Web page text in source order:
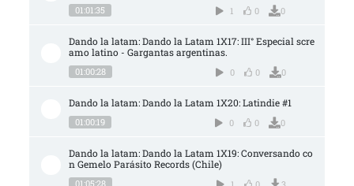
01:01:35 1 0 0
Dando la latam: Dando la Latam 1X17: III° Especial scre
amo latino - Gargantas argentinas.
01:00:28 0 0 0
Dando la latam: Dando la Latam 1X20: Latindie #1
01:00:19 0 0 0
Dando la latam: Dando la Latam 1X19: Conversando co
n Gemelo Parásito Records (Chile)
01:05:28